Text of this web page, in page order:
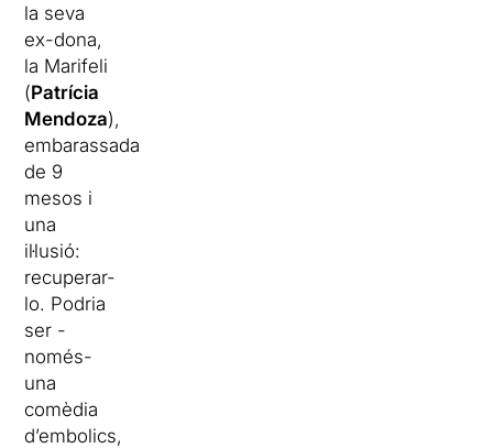
la seva
ex-dona,
la Marifeli
(Patrícia
Mendoza),
embarassada
de 9
mesos i
una
il·lusió:
recuperar-
lo. Podria
ser -
només-
una
comèdia
d’embolics,